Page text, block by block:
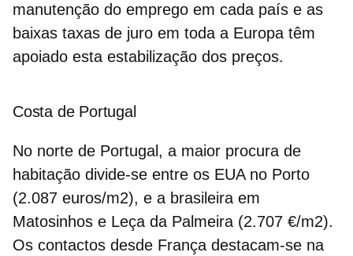
manutenção do emprego em cada país e as
baixas taxas de juro em toda a Europa têm
apoiado esta estabilização dos preços.
Costa de Portugal
No norte de Portugal, a maior procura de
habitação divide-se entre os EUA no Porto
(2.087 euros/m2), e a brasileira em
Matosinhos e Leça da Palmeira (2.707 €/m2).
Os contactos desde França destacam-se na